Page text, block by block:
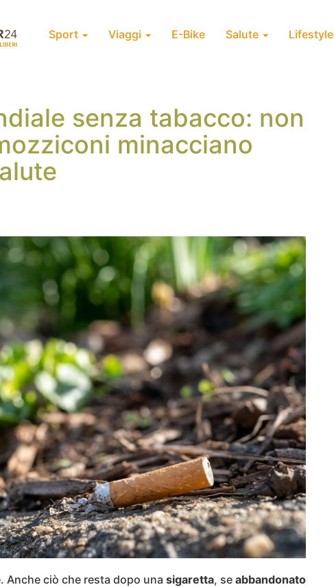
Sport Viaggi E-Bike Salute Lifestyle
senza tabacco: non
minacciano
Anche ciò che resta dopo una sigaretta, se abbandonato